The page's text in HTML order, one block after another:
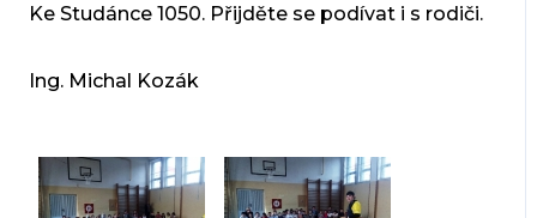
Ke Studánce 1050. Přijděte se podívat i s rodiči.
Ing. Michal Kozák